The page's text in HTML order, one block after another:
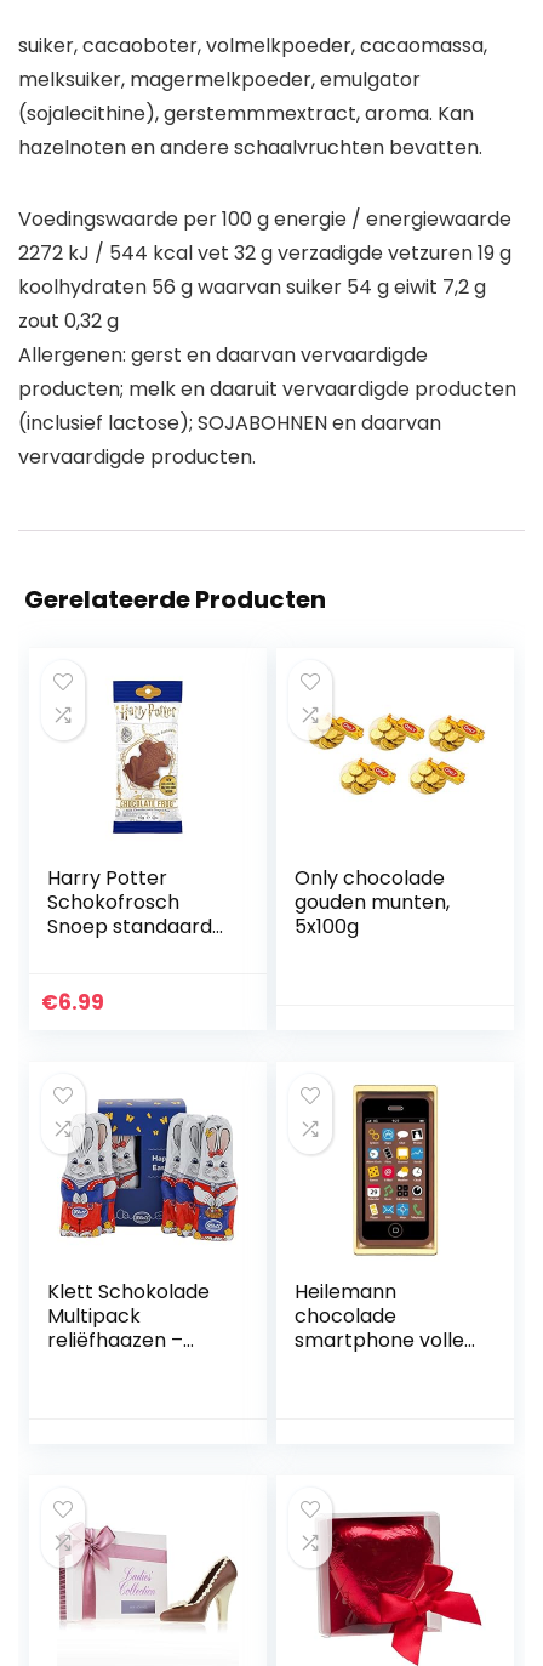
suiker, cacaoboter, volmelkpoeder, cacaomassa,
melksuiker, magermelkpoeder, emulgator
(sojalecithine), gerstemmmextract, aroma. Kan
hazelnoten en andere schaalvruchten bevatten.
Voedingswaarde per 100 g energie / energiewaarde
2272 kJ / 544 kcal vet 32 g verzadigde vetzuren 19 g
koolhydraten 56 g waarvan suiker 54 g eiwit 7,2 g
zout 0,32 g
Allergenen: gerst en daarvan vervaardigde
producten; melk en daaruit vervaardigde producten
(inclusief lactose); SOJABOHNEN en daarvan
vervaardigde producten.
Gerelateerde Producten
Harry Potter
Schokofrosch
Snoep standaard
€6.99
Only chocolade
gouden munten,
5x100g
Klett Schokolade
Multipack
reliëfhaazen –
Heilemann
chocolade
smartphone volle